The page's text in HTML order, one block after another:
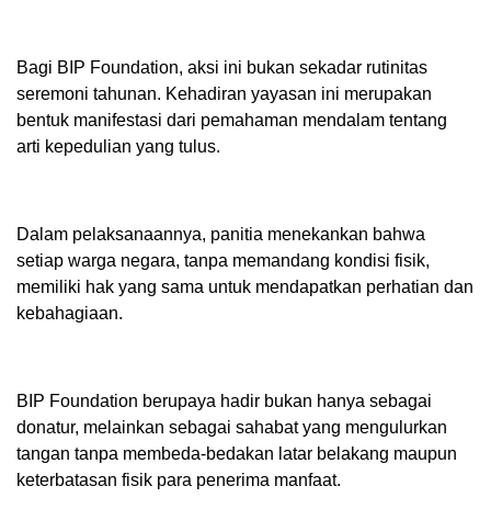
Bagi BIP Foundation, aksi ini bukan sekadar rutinitas
seremoni tahunan. Kehadiran yayasan ini merupakan
bentuk manifestasi dari pemahaman mendalam tentang
arti kepedulian yang tulus.
Dalam pelaksanaannya, panitia menekankan bahwa
setiap warga negara, tanpa memandang kondisi fisik,
memiliki hak yang sama untuk mendapatkan perhatian dan
kebahagiaan.
BIP Foundation berupaya hadir bukan hanya sebagai
donatur, melainkan sebagai sahabat yang mengulurkan
tangan tanpa membeda-bedakan latar belakang maupun
keterbatasan fisik para penerima manfaat.